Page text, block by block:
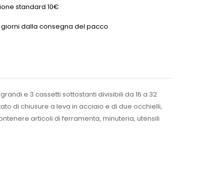
standard 10€
giorni dalla consegna del pacco
e 3 cassetti sottostanti divisibili da 16 a 32
di chiusure a leva in acciaio e di due occhielli,
articoli di ferramenta, minuteria, utensili